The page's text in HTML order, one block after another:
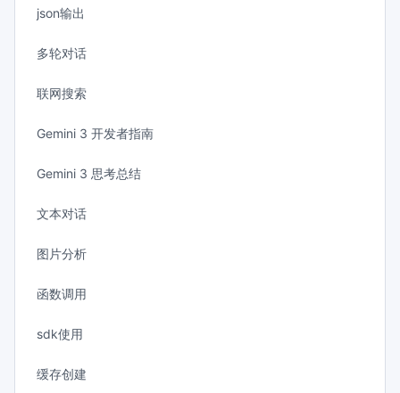
json输出
多轮对话
联网搜索
Gemini 3 开发者指南
Gemini 3 思考总结
文本对话
图片分析
函数调用
sdk使用
缓存创建